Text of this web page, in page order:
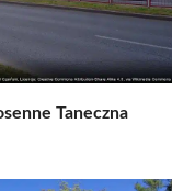
Taneczna